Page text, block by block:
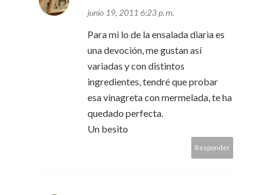
junio 19, 2011 6:23 p. m.
Para mi lo de la ensalada diaria es
una devoción, me gustan así
variadas y con distintos
ingredientes, tendré que probar
esa vinagreta con mermelada, te ha
quedado perfecta.
Un besito
Responder